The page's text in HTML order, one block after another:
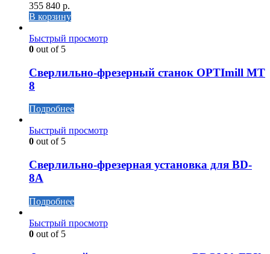
355 840 р.
В корзину
Быстрый просмотр
0 out of 5
Сверлильно-фрезерный станок OPTImill MT
8
Подробнее
Быстрый просмотр
0 out of 5
Сверлильно-фрезерная установка для BD-
8A
Подробнее
Быстрый просмотр
0 out of 5